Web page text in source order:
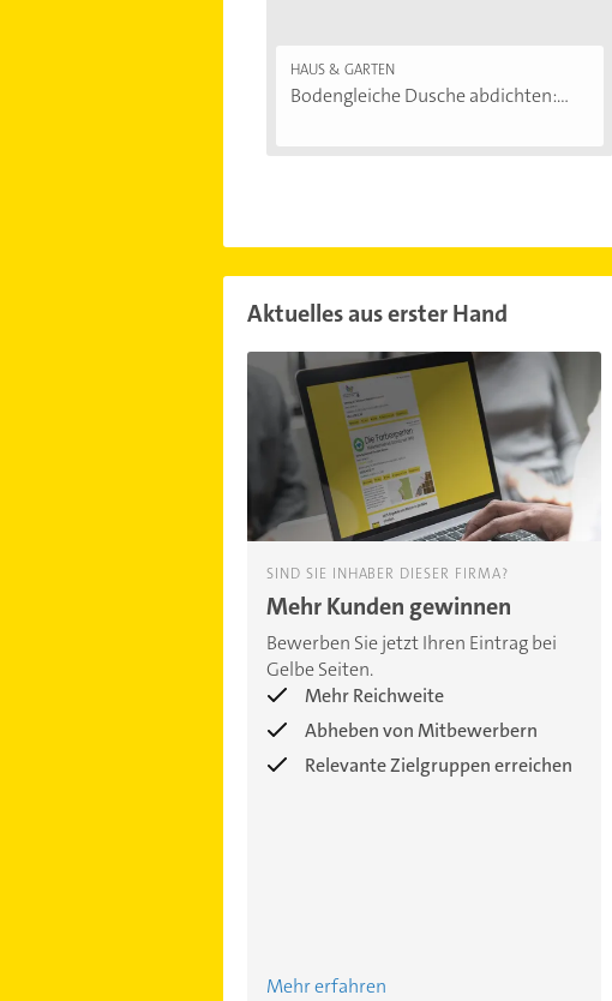
HAUS & GARTEN
Bodengleiche Dusche abdichten:...
Aktuelles aus erster Hand
SIND SIE INHABER DIESER FIRMA?
Mehr Kunden gewinnen
Bewerben Sie jetzt Ihren Eintrag bei
Gelbe Seiten.
Mehr Reichweite
Abheben von Mitbewerbern
Relevante Zielgruppen erreichen
Mehr erfahren